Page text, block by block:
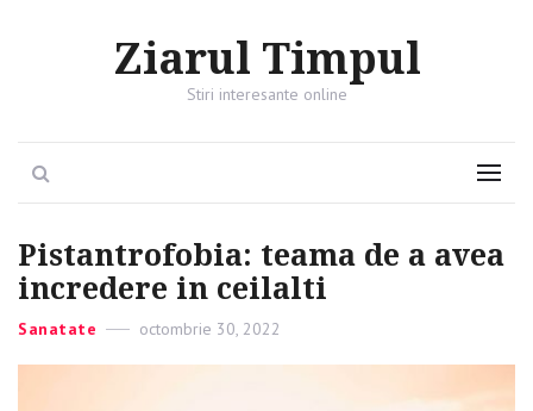
Ziarul Timpul
Stiri interesante online
Menu
Pistantrofobia: teama de a avea
incredere in ceilalti
Categories
Sanatate
Posted
octombrie 30, 2022